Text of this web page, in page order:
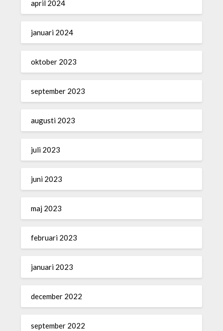
april 2024
januari 2024
oktober 2023
september 2023
augusti 2023
juli 2023
juni 2023
maj 2023
februari 2023
januari 2023
december 2022
september 2022